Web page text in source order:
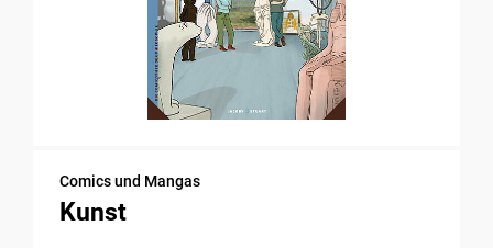
Comics und Mangas
Kunst